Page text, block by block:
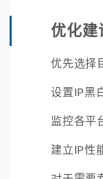
优化建
优先选择
设置IP黑
监控各平
建立IP性